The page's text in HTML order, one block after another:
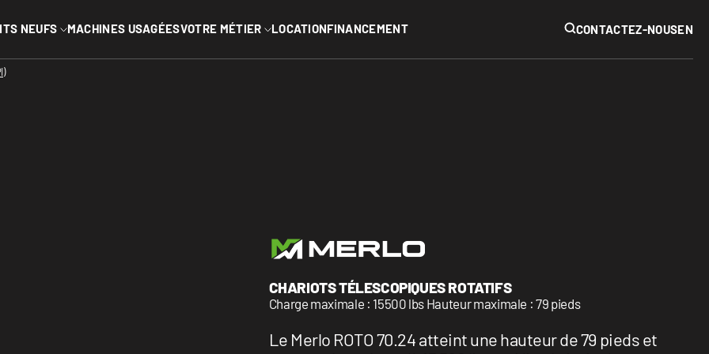
PRINCIPAL
NEUFS MACHINES USAGÉESVOTRE MÉTIER LOCATIONFINANCEMENT RECHERCHER
CONTACTEZ-NOUSEN
CHARIOTS TÉLESCOPIQUES ROTATIFS
Charge maximale : 15500 lbs Hauteur maximale : 79 pieds
Le Merlo ROTO 70.24 atteint une hauteur de 79 pieds et